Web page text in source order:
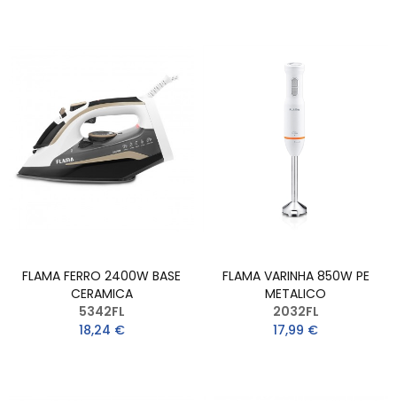
FLAMA FERRO 2400W BASE
CERAMICA
5342FL
18,24 €
FLAMA VARINHA 850W PE
METALICO
2032FL
17,99 €